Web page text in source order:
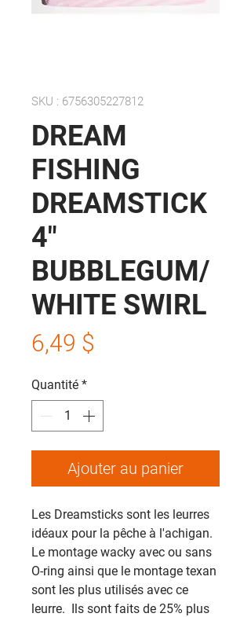
SKU : 6756305227812
DREAM
FISHING
DREAMSTICK
4"
BUBBLEGUM/
WHITE SWIRL
6,49 $
Quantité *
Ajouter au panier
Les Dreamsticks sont les leurres
idéaux pour la pêche à l'achigan.
Le montage wacky avec ou sans
O-ring ainsi que le montage texan
sont les plus utilisés avec ce
leurre. Ils sont faits de 25% plus